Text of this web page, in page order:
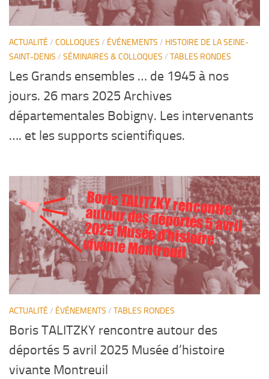
ACTUALITÉ / COLLOQUES / ÉVÉNEMENTS / HISTOIRE DE LA SEINE-
SAINT-DENIS / SÉMINAIRES & COLLOQUES / TABLES RONDES
Les Grands ensembles … de 1945 à nos
jours. 26 mars 2025 Archives
départementales Bobigny. Les intervenants
…. et les supports scientifiques.
Boris TALITZKY rencontre
autour des déportés 5 avril
2025 Musée d’histoire
vivante Montreuil
ACTUALITÉ / ÉVÉNEMENTS / TABLES RONDES
Boris TALITZKY rencontre autour des
déportés 5 avril 2025 Musée d’histoire
vivante Montreuil